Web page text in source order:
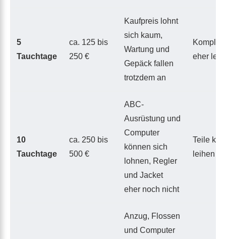
5
Tauchtage
ca. 125 bis
250 €
Kaufpreis lohnt
sich kaum,
Wartung und
Gepäck fallen
trotzdem an
eher
10
Tauchtage
ca. 250 bis
500 €
ABC-
Ausrüstung und
Computer
können sich
lohnen, Regler
und Jacket
eher noch nicht
Teile
leihen
Anzug, Flossen
und Computer